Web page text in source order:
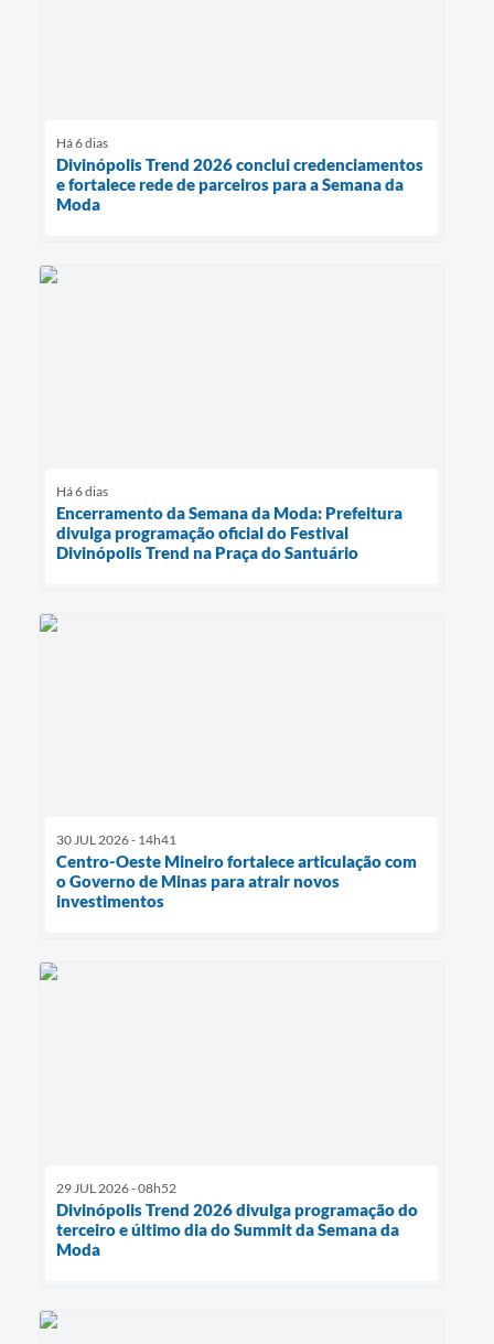
Há 6 dias
Divinópolis Trend 2026 conclui credenciamentos
e fortalece rede de parceiros para a Semana da
Moda
Há 6 dias
Encerramento da Semana da Moda: Prefeitura
divulga programação oficial do Festival
Divinópolis Trend na Praça do Santuário
30 JUL 2026 - 14h41
Centro-Oeste Mineiro fortalece articulação com
o Governo de Minas para atrair novos
investimentos
29 JUL 2026 - 08h52
Divinópolis Trend 2026 divulga programação do
terceiro e último dia do Summit da Semana da
Moda